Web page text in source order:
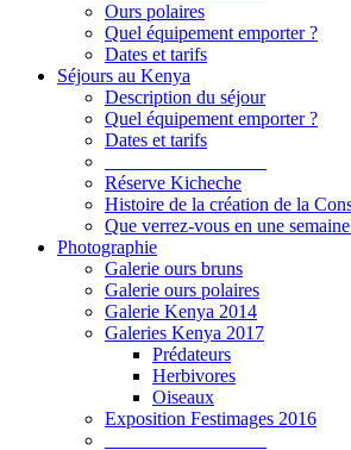
Ours polaires
Quel équipement emporter ?
Dates et tarifs
Séjours au Kenya
Description du séjour
Quel équipement emporter ?
Dates et tarifs
Réserve Kicheche
Histoire de la création de la
Que verrez-vous en une
Photographie
Galerie ours bruns
Galerie ours polaires
Galerie Kenya 2014
Galeries Kenya 2017
Prédateurs
Herbivores
Oiseaux
Exposition Festimages 2016